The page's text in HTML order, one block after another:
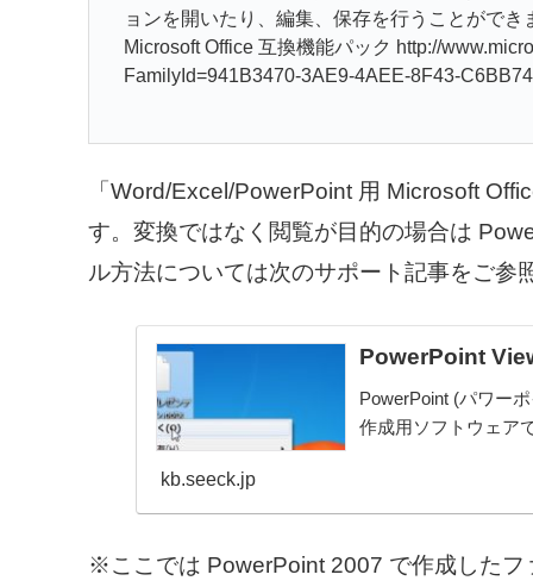
ョンを開いたり、編集、保存を行うことがで
Microsoft Office 互換機能パック http://
FamilyId=941B3470-3AE9-4AEE-8F43-
「Word/Excel/PowerPoint 用 Microsoft
す。変換ではなく閲覧が目的の場合は
ル方法については次のサポート記事をご参
PowerPoint
PowerPoint (パワー
作成用ソフトウェア
kb.seeck.jp
※ここでは PowerPoint 2007 で作成したフ